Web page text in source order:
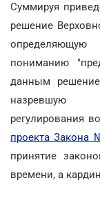
Суммируя
решение
пониманию
данным
назревшую
регулирования
проекта Закона
принятие
времени, а